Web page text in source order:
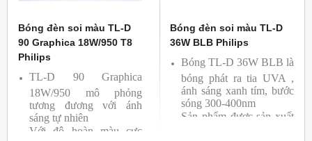
Bóng đèn soi màu TL-D
90 Graphica 18W/950 T8
Philips
TL-D 90 Graphica
18W/950 mô phỏng
tương đương với ánh
sáng tự nhiên
Với độ hoàn màu cực
Bóng đèn soi màu TL-D
36W BLB Philips
Bóng TL-D 36W BLB là
bóng phát ra tia UVA ,
ánh sáng xanh tím, bước
sóng 300-400nm
Sản phẩm được sản xuất